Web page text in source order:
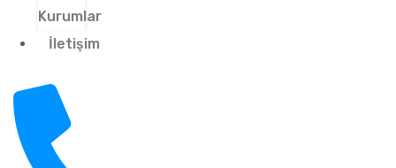
Kurumlar
İletişim